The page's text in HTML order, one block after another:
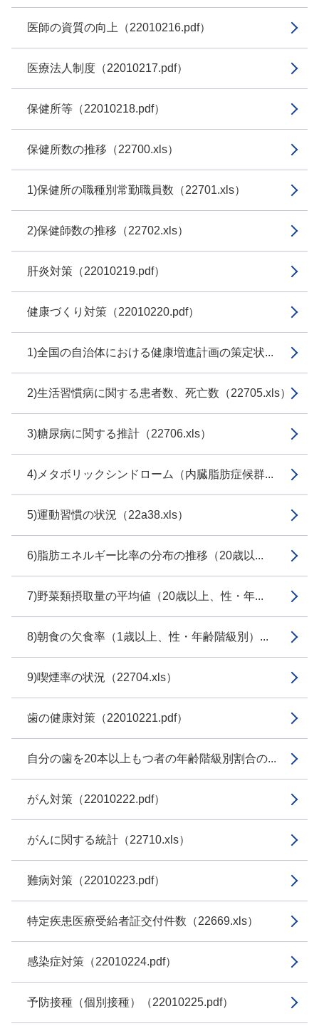
医師の資質の向上（22010216.pdf）
医療法人制度（22010217.pdf）
保健所等（22010218.pdf）
保健所数の推移（22700.xls）
1)保健所の職種別常勤職員数（22701.xls）
2)保健師数の推移（22702.xls）
肝炎対策（22010219.pdf）
健康づくり対策（22010220.pdf）
1)全国の自治体における健康増進計画の策定状...
2)生活習慣病に関する患者数、死亡数（22705.xls）
3)糖尿病に関する推計（22706.xls）
4)メタボリックシンドローム（内臓脂肪症候群...
5)運動習慣の状況（22a38.xls）
6)脂肪エネルギー比率の分布の推移（20歳以...
7)野菜類摂取量の平均値（20歳以上、性・年...
8)朝食の欠食率（1歳以上、性・年齢階級別）...
9)喫煙率の状況（22704.xls）
歯の健康対策（22010221.pdf）
自分の歯を20本以上もつ者の年齢階級別割合の...
がん対策（22010222.pdf）
がんに関する統計（22710.xls）
難病対策（22010223.pdf）
特定疾患医療受給者証交付件数（22669.xls）
感染症対策（22010224.pdf）
予防接種（個別接種）（22010225.pdf）